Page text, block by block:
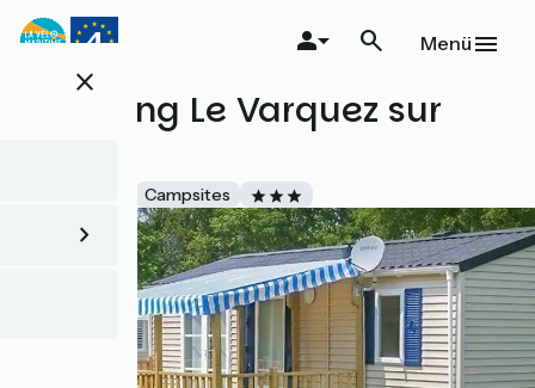
Direkt
zum
close
Menü
Camping Le Varquez sur
Campsites